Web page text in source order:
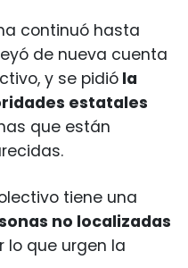
continuó hasta
de nueva cuenta
y se pidió la
estatales
que están
tiene una
no localizadas
lo que urgen la